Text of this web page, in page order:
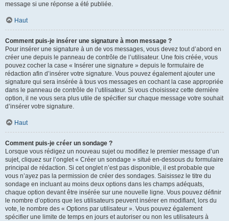
message si une réponse a été publiée.
Haut
Comment puis-je insérer une signature à mon message ?
Pour insérer une signature à un de vos messages, vous devez tout d’abord en
créer une depuis le panneau de contrôle de l’utilisateur. Une fois créée, vous
pouvez cocher la case « Insérer une signature » depuis le formulaire de
rédaction afin d’insérer votre signature. Vous pouvez également ajouter une
signature qui sera insérée à tous vos messages en cochant la case appropriée
dans le panneau de contrôle de l’utilisateur. Si vous choisissez cette dernière
option, il ne vous sera plus utile de spécifier sur chaque message votre souhait
d’insérer votre signature.
Haut
Comment puis-je créer un sondage ?
Lorsque vous rédigez un nouveau sujet ou modifiez le premier message d’un
sujet, cliquez sur l’onglet « Créer un sondage » situé en-dessous du formulaire
principal de rédaction. Si cet onglet n’est pas disponible, il est probable que
vous n’ayez pas la permission de créer des sondages. Saisissez le titre du
sondage en incluant au moins deux options dans les champs adéquats,
chaque option devant être insérée sur une nouvelle ligne. Vous pouvez définir
le nombre d’options que les utilisateurs peuvent insérer en modifiant, lors du
vote, le nombre des « Options par utilisateur ». Vous pouvez également
spécifier une limite de temps en jours et autoriser ou non les utilisateurs à